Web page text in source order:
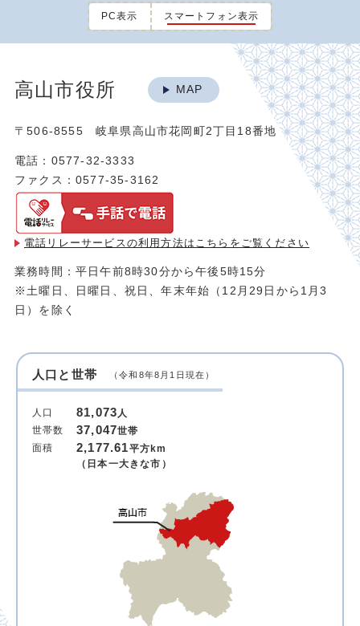
PC表示 スマートフォン表示
高山市役所 MAP
〒506-8555 岐阜県高山市花岡町2丁目18番地
電話：0577-32-3333
ファクス：0577-35-3162
電話リレーサービスの利用方法は こちらをご覧ください
業務時間：平日午前8時30分から午後5時15分
※土曜日、日曜日、祝日、年末年始（12月29日から1月3
日）を除く
人口と世帯 （令和8年8月1日現在）
人口 81,073人
世帯数
37,047世帯
面積
2,177.61平方km
（日本一大きな市）